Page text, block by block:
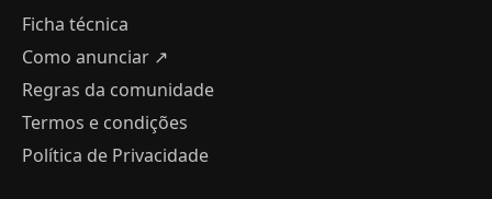
Ficha técnica
Como anunciar ↗
Regras da comunidade
Termos e condições
Política de Privacidade